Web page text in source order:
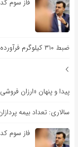
فاز سوم
ضبط ۳۱۰ کیلوگرم فرآورده خام دامی غیرقابل مصرف در ایلام
پیدا و پنهان «ارزان
سالاری: تعداد بیمه
فاز سوم